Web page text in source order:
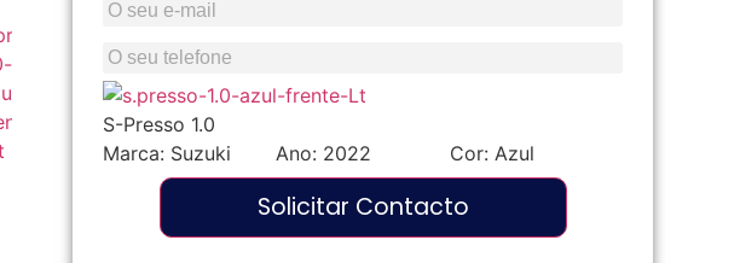
S-Presso 1.0
Marca: Suzuki Ano: 2022 Cor: Azul
Solicitar Contacto